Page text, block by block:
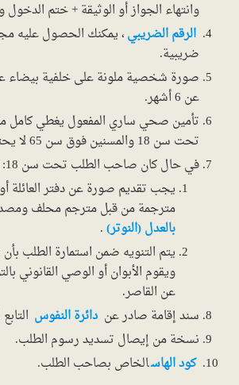
وانتهاء الجواز أو الوثيقة + ختم الدخول
الرقم الضريبي، يمكنك الحصول عليه
ضريبية.
عن 6 أشهر.
تأمين صحي ساري المفعول يغطي كامل
تحت سن 18 والمسنين فوق سن 65 لا يحتاجون لتأمين صحي)
في حال كان صاحب الطلب تحت سن 18:
يجب تقديم صورة عن دفتر العائلة أو
مترجمة من قبل مترجم محلف
بالعدل (النوتر).
يتم التنويه ضمن استمارة الطلب
ويقوم الأبوان أو الوصي القانوني
عن القاصر.
سند إقامة صادر عن دائرة النفوس
نسخة من إيصال تسديد رسوم الطلب.
كود الهاسالخاص بصاحب الطلب.